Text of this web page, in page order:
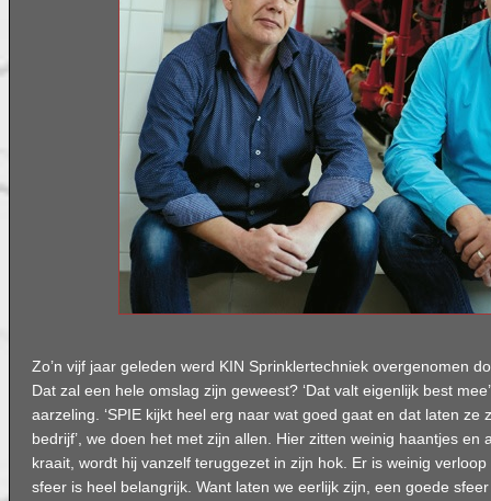
Zo’n vijf jaar geleden werd KIN Sprinklertechniek overgenomen
Dat zal een hele omslag zijn geweest? ‘Dat valt eigenlijk best
aarzeling. ‘SPIE kijkt heel erg naar wat goed gaat en dat laten ze
bedrijf’, we doen het met zijn allen. Hier zitten weinig haantjes en
kraait, wordt hij vanzelf teruggezet in zijn hok. Er is weinig
sfeer is heel belangrijk. Want laten we eerlijk zijn, een goede